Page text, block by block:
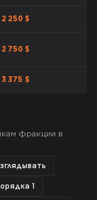
2 250 $
2 750 $
3 375 $
фракции в
1